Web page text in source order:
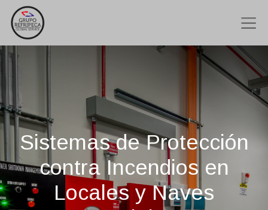
Sistemas de Protección
contra Incendios en
Locales y Naves